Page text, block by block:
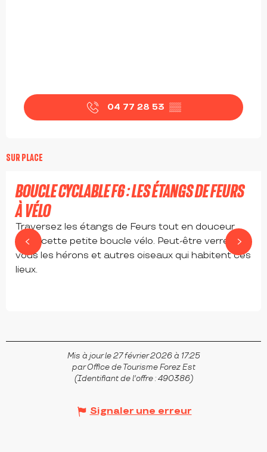
04 77 28 53 ▒▒
SUR PLACE
BOUCLE CYCLABLE F6 : LES ÉTANGS DE FEURS
À VÉLO
Traversez les étangs de Feurs tout en douceur
avec cette petite boucle vélo. Peut-être verrez
vous les hérons et autres oiseaux qui habitent ces
lieux.
Mis à jour le 27 février 2026 à 17:25
par Office de Tourisme Forez Est
(Identifiant de l'offre :490386)
Signaler une erreur